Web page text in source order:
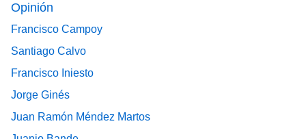
Opinión
Francisco Campoy
Santiago Calvo
Francisco Iniesto
Jorge Ginés
Juan Ramón Méndez Martos